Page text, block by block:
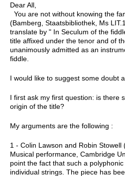
Dear All,
You are not without knowing the
(Bamberg, Staatsbibliothek, Ms
translate by " In Seculum of the
title affixed under the tenor and of
unanimously admitted as an
fiddle.
I would like to suggest some doubt
I first ask my first question: is there
origin of the title?
My arguments are the following :
1 - Colin Lawson and Robin
Musical performance, Cambridge
point the fact that such a
individual strings. The piece has